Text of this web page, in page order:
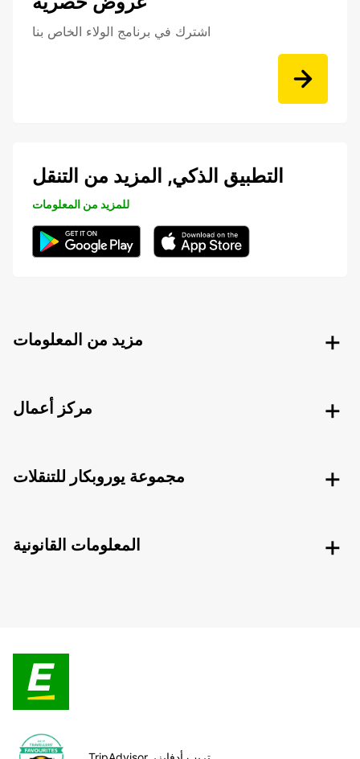
اشترك في برنامج الولاء الخاص بنا
التطبيق الذكي, المزيد من التنقل
للمزيد من المعلومات
مزيد من المعلومات
مركز أعمال
مجموعة يوروبكار للتنقلات
المعلومات القانونية